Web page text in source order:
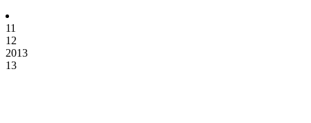
11
12
2013
13